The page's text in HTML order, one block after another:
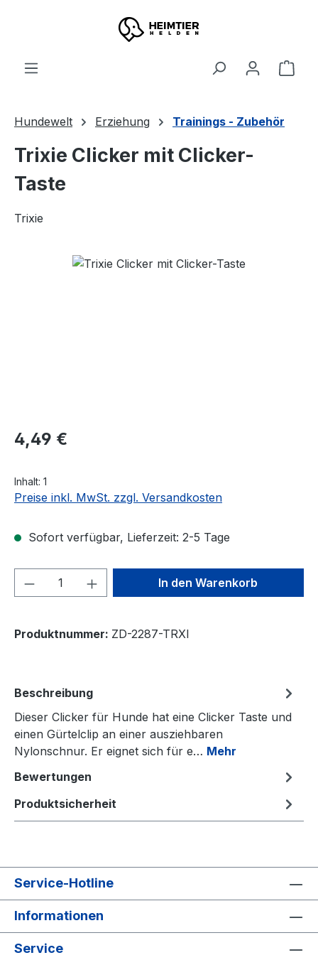
Zum Hauptinhalt springen
Hundewelt Erziehung Trainings - Zubehör
Trixie Clicker mit Clicker-
Taste
Trixie
Bildergalerie überspringen
Regulärer Preis:
4,49 €
Inhalt: 1
Preise inkl. MwSt. zzgl. Versandkosten
Sofort verfügbar, Lieferzeit: 2-5 Tage
Produkt Anzahl: Gib denIn den Warenkorb
Produktnummer: ZD-2287-TRXI
Beschreibung
Dieser Clicker für Hunde hat eine Clicker Taste und
einen Gürtelclip an einer ausziehbaren
Nylonschnur. Er eignet sich für e… Mehr
Bewertungen
Produktsicherheit
Service-Hotline
Informationen
Service